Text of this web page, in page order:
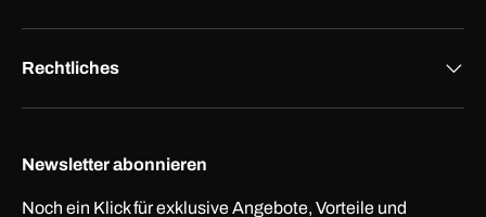
Rechtliches
Newsletter abonnieren
Noch ein Klick für exklusive Angebote, Vorteile und